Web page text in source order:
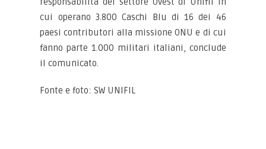
cui operano 3.800 Caschi Blu di 16 dei 46
paesi contributori alla missione ONU e di cui
fanno parte 1.000 militari italiani, conclude
il comunicato.
Fonte e foto: SW UNIFIL